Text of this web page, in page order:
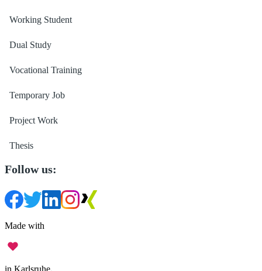
Working Student
Dual Study
Vocational Training
Temporary Job
Project Work
Thesis
Follow us:
Made with
in Karlsruhe.